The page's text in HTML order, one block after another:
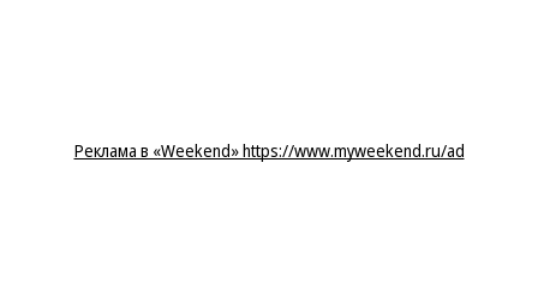
Реклама в «Weekend» https://www.myweekend.ru/ad